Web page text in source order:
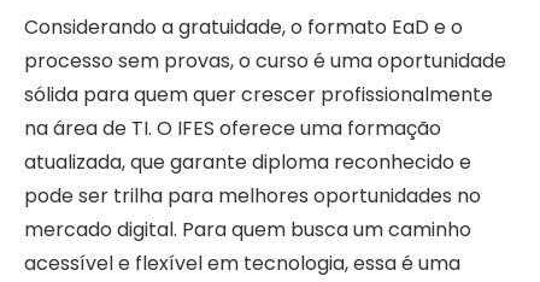
Considerando a gratuidade, o formato EaD e o
processo sem provas, o curso é uma oportunidade
sólida para quem quer crescer profissionalmente
na área de TI. O IFES oferece uma formação
atualizada, que garante diploma reconhecido e
pode ser trilha para melhores oportunidades no
mercado digital. Para quem busca um caminho
acessível e flexível em tecnologia, essa é uma